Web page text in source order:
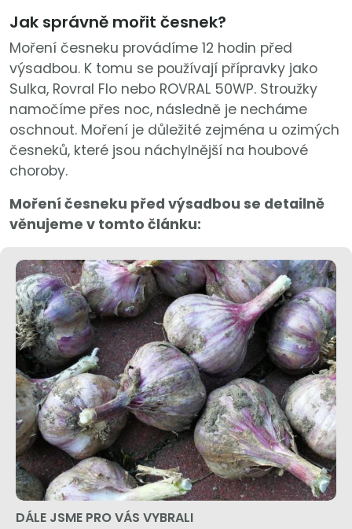
Jak správně mořit česnek?
Moření česneku provádíme 12 hodin před
výsadbou. K tomu se používají přípravky jako
Sulka, Rovral Flo nebo ROVRAL 50WP. Stroužky
namočíme přes noc, následně je necháme
oschnout. Moření je důležité zejména u ozimých
česneků, které jsou náchylnější na houbové
choroby.
Moření česneku před výsadbou se detailně
věnujeme v tomto článku:
DÁLE JSME PRO VÁS VYBRALI